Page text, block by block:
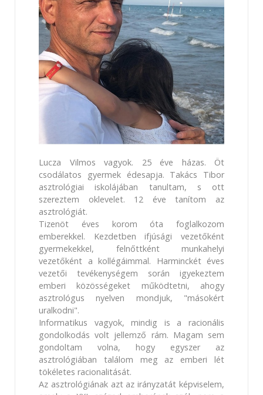
Lucza Vilmos vagyok. 25 éve házas. Öt
csodálatos gyermek édesapja. Takács Tibor
asztrológiai iskolájában tanultam, s ott
szereztem oklevelet. 12 éve tanítom az
asztrológiát.
Tizenöt éves korom óta foglalkozom
emberekkel. Kezdetben ifjúsági vezetőként
gyermekekkel, felnőttként munkahelyi
vezetőként a kollégáimmal. Harminckét éves
vezetői tevékenységem során igyekeztem
emberi közösségeket működtetni, ahogy
asztrológus nyelven mondjuk, "másokért
uralkodni".
Informatikus vagyok, mindig is a racionális
gondolkodás volt jellemző rám. Magam sem
gondoltam volna, hogy egyszer az
asztrológiában találom meg az emberi lét
tökéletes racionalitását.
Az asztrológiának azt az irányzatát képviselem,